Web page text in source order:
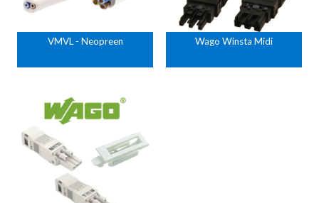
VMVL - Neopreen Wago Winsta Midi